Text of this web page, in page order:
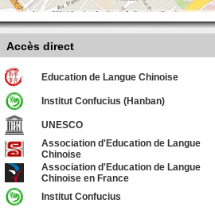
Accès direct
Education de Langue Chinoise
Institut Confucius (Hanban)
UNESCO
Association d'Education de Langue
Chinoise
Association d'Education de Langue
Chinoise en France
Institut Confucius